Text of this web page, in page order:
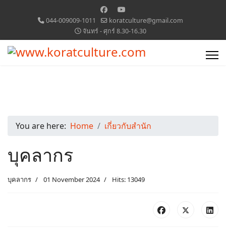
044-009009-1011
koratculture@gmail.com
จันทร์ - ศุกร์ 8.30-16.30
You are here: Home เกี่ยวกับสำนัก
บุคลากร
บุคลากร 01 November 2024 Hits: 13049